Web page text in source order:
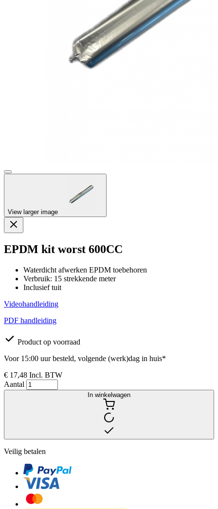
View larger image
EPDM kit worst 600CC
Waterdicht afwerken EPDM toebehoren
Verbruik: 15 strekkende meter
Inclusief tuit
Videohandleiding
PDF handleiding
Product op voorraad
Voor 15:00 uur besteld, volgende (werk)dag in huis*
€ 17,48 Incl. BTW
Aantal
In winkelwagen
Veilig betalen